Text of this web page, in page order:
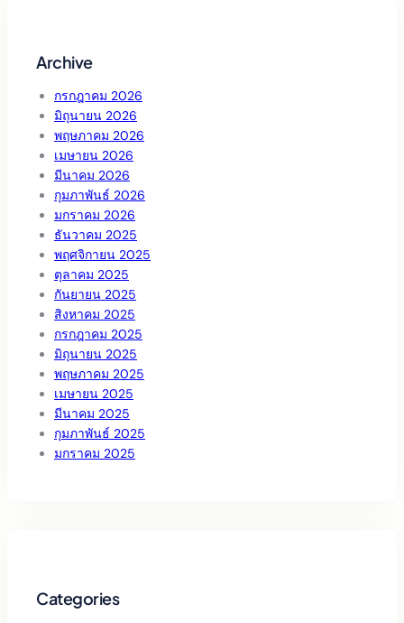
Archive
กรกฎาคม 2026
มิถุนายน 2026
พฤษภาคม 2026
เมษายน 2026
มีนาคม 2026
กุมภาพันธ์ 2026
มกราคม 2026
ธันวาคม 2025
พฤศจิกายน 2025
ตุลาคม 2025
กันยายน 2025
สิงหาคม 2025
กรกฎาคม 2025
มิถุนายน 2025
พฤษภาคม 2025
เมษายน 2025
มีนาคม 2025
กุมภาพันธ์ 2025
มกราคม 2025
Categories